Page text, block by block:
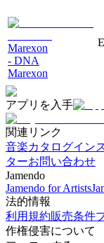
Marexon
- DNA
Marexon
アプリを入手
関連リンク
音楽カタログイン
ターお問い合わせ
Jamendo
Jamendo for Artists
法的情報
利用規約販売条件
作権侵害について